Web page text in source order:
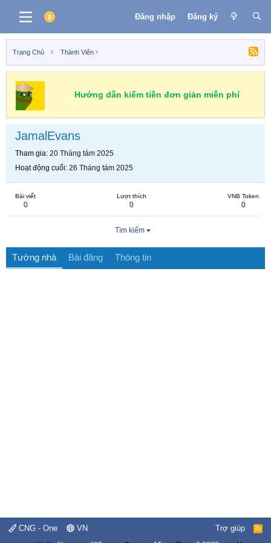
Đăng nhập Đăng ký
Trang Chủ Thành Viên
Hướng dẫn kiếm tiền đơn giản miễn phí
JamalEvans
Tham gia 20 Tháng tám 2025
Hoạt động cuối 26 Tháng tám 2025
Bài viết
0
Lượt thích
0
VNB Token
0
Tìm kiếm
Tường nhà Bài đăng Thông tin
CNG - One VN Trợ giúp
R